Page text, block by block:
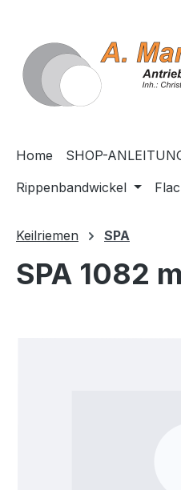
Home SHOP-
Rippenbandwickel
Keilriemen SPA
SPA 1082